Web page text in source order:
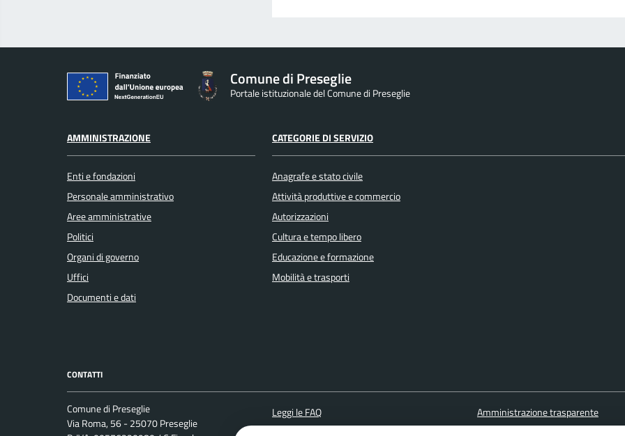
Comune di Preseglie
Portale istituzionale del Comune di Preseglie
AMMINISTRAZIONE
Enti e fondazioni
Personale amministrativo
Aree amministrative
Politici
Organi di governo
Uffici
Documenti e dati
CATEGORIE DI SERVIZIO
Anagrafe e stato civile
Attività produttive e commercio
Autorizzazioni
Cultura e tempo libero
Educazione e formazione
Mobilità e trasporti
CONTATTI
Comune di Preseglie
Via Roma, 56 - 25070 Preseglie
Leggi le FAQ
Amministrazione trasparente